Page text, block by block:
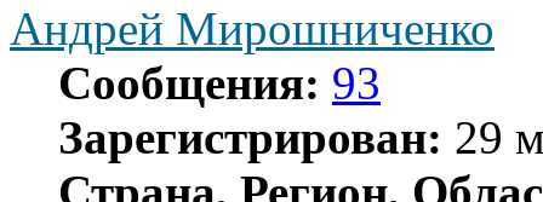
Андрей Мирошниченко
Сообщения: 93
Зарегистрирован: 29
Страна, Регион,